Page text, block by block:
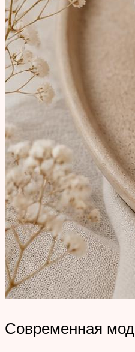
Современная